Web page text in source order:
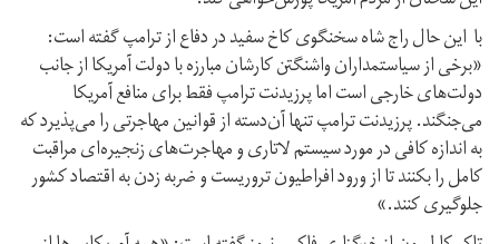
با این حال راج شاه سخنگوی کاخ سفید در دفاع از ترامپ گفته است:
«برخی از سیاستمداران واشنگتن کارشان مبارزه با دولت آمریکا از جانب
دولت‌های خارجی است اما پرزیدنت ترامپ فقط برای منافع آمریکا
می‌جنگند. پرزیدنت ترامپ تنها آن‌دسته از قوانین مهاجرتی را می‌پذیرد که
به اندازه کافی در مورد سیستم لاتاری و مهاجرت‌های زنجیره‌ای مراقبت
کامل را بکنند تا از ورود افراطیون تروریست و ضربه زدن به اقتصاد کشور
جلوگیری کنند.»